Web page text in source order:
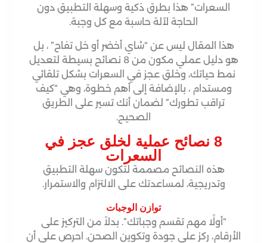
السعرات” هذا بطرق ذكية وسهلة التطبيق دون
الحاجة لآلة حاسبة مع كل وجبة.
هذا المقال ليس عن “شاي أخضر أو خل تفاح”، بل
هو دليل عملي مكون من 8 نصائح بسيطة لتعديل
نمط حياتك، وخلق عجز في السعرات بشكل تلقائي
ومستدام، بالإضافة إلى أهم خطوة، وهي “كيف
تراقب تطورك” لضمان أنك تسير على الطريق
الصحيح.
8 نصائح عملية لخلق عجز في
السعرات
هذه النصائح مصممة لتكون سهلة التطبيق
وتدريجية، لمساعدتك على الالتزام والاستمرار.
توازن الوجبات
“أولًا مهم تقسم وجباتك”. بدلاً من التركيز على
الأرقام، ركز على جودة وتكوين الصحن. احرص على أن